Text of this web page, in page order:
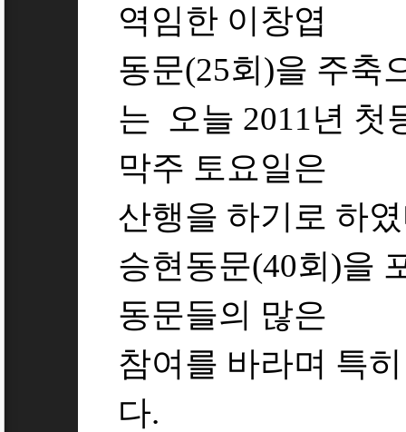
역임한 이창엽
동문(25회)을 주축
는 오늘 2011년 첫
막주 토요일은
산행을 하기로 하
승현동문(40회)을
동문들의 많은
참여를 바라며 특
다.